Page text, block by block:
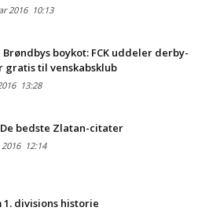
201610:13
Brøndbys boykot: FCK uddeler derby-
gratis til venskabsklub
13:28
De bedste Zlatan-citater
12:14
1. divisions historie